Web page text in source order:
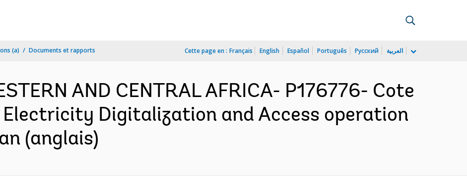
(a) Documents et rapports Cette page en : Français English Español Português Русский العربية
AND CENTRAL AFRICA- P176776- Cote
Digitalization and Access operation
(anglais)